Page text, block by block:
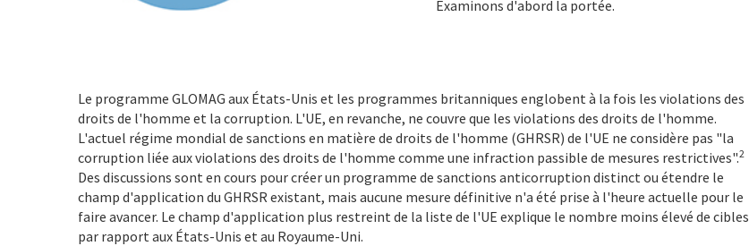
Examinons d'abord la portée.
Le programme GLOMAG aux États-Unis et les programmes britanniques englobent à la fois les violations des
droits de l'homme et la corruption. L'UE, en revanche, ne couvre que les violations des droits de l'homme.
L'actuel régime mondial de sanctions en matière de droits de l'homme (GHRSR) de l'UE ne considère pas "la
corruption liée aux violations des droits de l'homme comme une infraction passible de mesures restrictives".2
Des discussions sont en cours pour créer un programme de sanctions anticorruption distinct ou étendre le
champ d'application du GHRSR existant, mais aucune mesure définitive n'a été prise à l'heure actuelle pour le
faire avancer. Le champ d'application plus restreint de la liste de l'UE explique le nombre moins élevé de cibles
par rapport aux États-Unis et au Royaume-Uni.